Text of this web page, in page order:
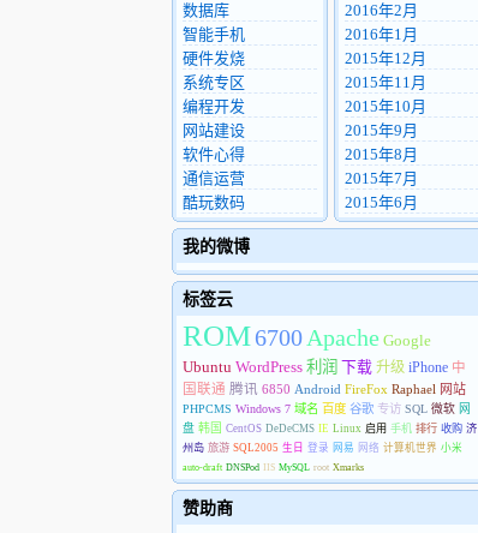
数据库
智能手机
硬件发烧
系统专区
编程开发
网站建设
软件心得
通信运营
酷玩数码
2016年2月
2016年1月
2015年12月
2015年11月
2015年10月
2015年9月
2015年8月
2015年7月
2015年6月
我的微博
标签云
ROM6700 Apache Google
Ubuntu WordPress 利润 下载 升级 iPhone 中
国联通 腾讯 6850 Android FireFox Raphael 网站
PHPCMS Windows 7 域名 百度 谷歌 专访 SQL 微软 网
盘 韩国 CentOS DeDeCMS IE Linux 启用 手机 排行 收购 济
州岛 旅游 SQL2005 生日 登录 网易 网络 计算机世界 小米
auto-draft DNSPod IIS MySQL root Xmarks
赞助商